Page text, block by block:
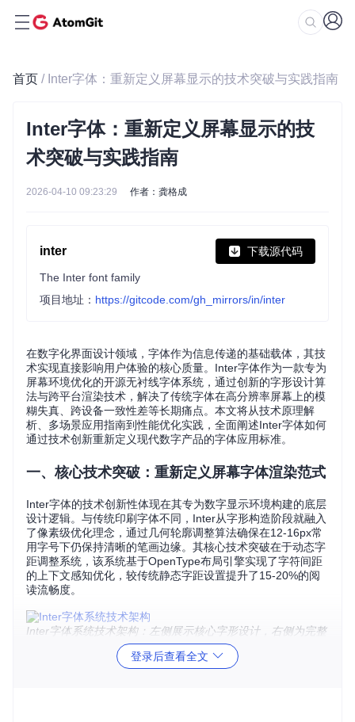
首页 / Inter字体：重新定义屏幕显示的技术突破与实践指南
Inter字体：重新定义屏幕显示的技
术突破与实践指南
2026-04-10 09:23:29 作者：龚格成
inter 下载源代码
The Inter font family
项目地址： https://gitcode.com/gh_mirrors/in/inter
在数字化界面设计领域，字体作为信息传递的基础载体，其技
术实现直接影响用户体验的核心质量。Inter字体作为一款专为
屏幕环境优化的开源无衬线字体系统，通过创新的字形设计算
法与跨平台渲染技术，解决了传统字体在高分辨率屏幕上的模
糊失真、跨设备一致性差等长期痛点。本文将从技术原理解
析、多场景应用指南到性能优化实践，全面阐述Inter字体如何
通过技术创新重新定义现代数字产品的字体应用标准。
一、核心技术突破：重新定义屏幕字体渲染范式
Inter字体的技术创新性体现在其专为数字显示环境构建的底层
设计逻辑。与传统印刷字体不同，Inter从字形构造阶段就融入
了像素级优化理念，通过几何轮廓调整算法确保在12-16px常
用字号下仍保持清晰的笔画边缘。其核心技术突破在于动态字
距调整系统，该系统基于OpenType布局引擎实现了字符间距
的上下文感知优化，较传统静态字距设置提升了15-20%的阅
读流畅度。
Inter字体系统技术架构：左侧展示核心字形设计，右侧为完整
在技术实现上，Inter采用了模块化的字形构建方法，将每个字
登录后查看全文